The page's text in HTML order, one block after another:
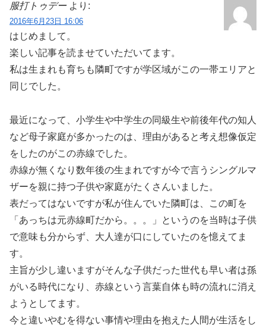
服打トゥデー より:
2016年6月23日 16:06
はじめまして。
楽しい記事を読ませていただいてます。
私は生まれも育ちも隣町ですが学区域がこの一帯エリアと
同じでした。
最近になって、小学生や中学生の同級生や前後年代の知人
など母子家庭が多かったのは、理由があると考え想像仮定
をしたのがこの赤線でした。
赤線が無くなり数年後の生まれですが今で言うシングルマ
ザーを親に持つ子供や家庭がたくさんいました。
表だってはないですが私が住んでいた隣町は、この町を
「あっちは元赤線町だから。。。」というのを当時は子供
で意味も分からず、大人達が口にしていたのを憶えてま
す。
主旨が少し違いますがそんな子供だった世代も早い者は孫
がいる時代になり、赤線という言葉自体も時の流れに消え
ようとしてます。
今と違いやむを得ない事情や理由を抱えた人間が生活をし